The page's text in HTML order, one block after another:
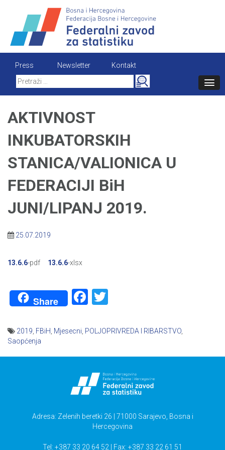
content
Press Newsletter
Kontakt
Search
for:
AKTIVNOST
INKUBATORSKIH
STANICA/VALIONICA U
FEDERACIJI BiH
JUNI/LIPANJ 2019.
25.07.2019
13.6.6-pdf 13.6.6-xlsx
Share Facebook
2019 FBiH Mjesecni POLJOPRIVREDA I RIBARSTVO
Saopćenja
Adresa: Zelenih beretki 26 | 71000 Sarajevo, Bosna i
Hercegovina
Tel: +387 33 20 64 52 | Fax: +387 33 22 61 51